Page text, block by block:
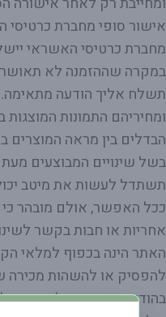
אישור סופי מחברת
מחברת כרטיסי האשראי
במקרה שההזמנה לא תאושר
תשלח אליך הודעה
ומחיריהם התמונות
הבדלים בין מראה המוצרים
בשל שינויים המבוצעים
תשתדל לעשות את מיטב
ככל האפשר, אולם מובהר
אחריות או חבות בקשר
האתר הינה בכפוף למלאי
להפסיק או להשהות מכירה
בהודעה מוקדמת ולפי